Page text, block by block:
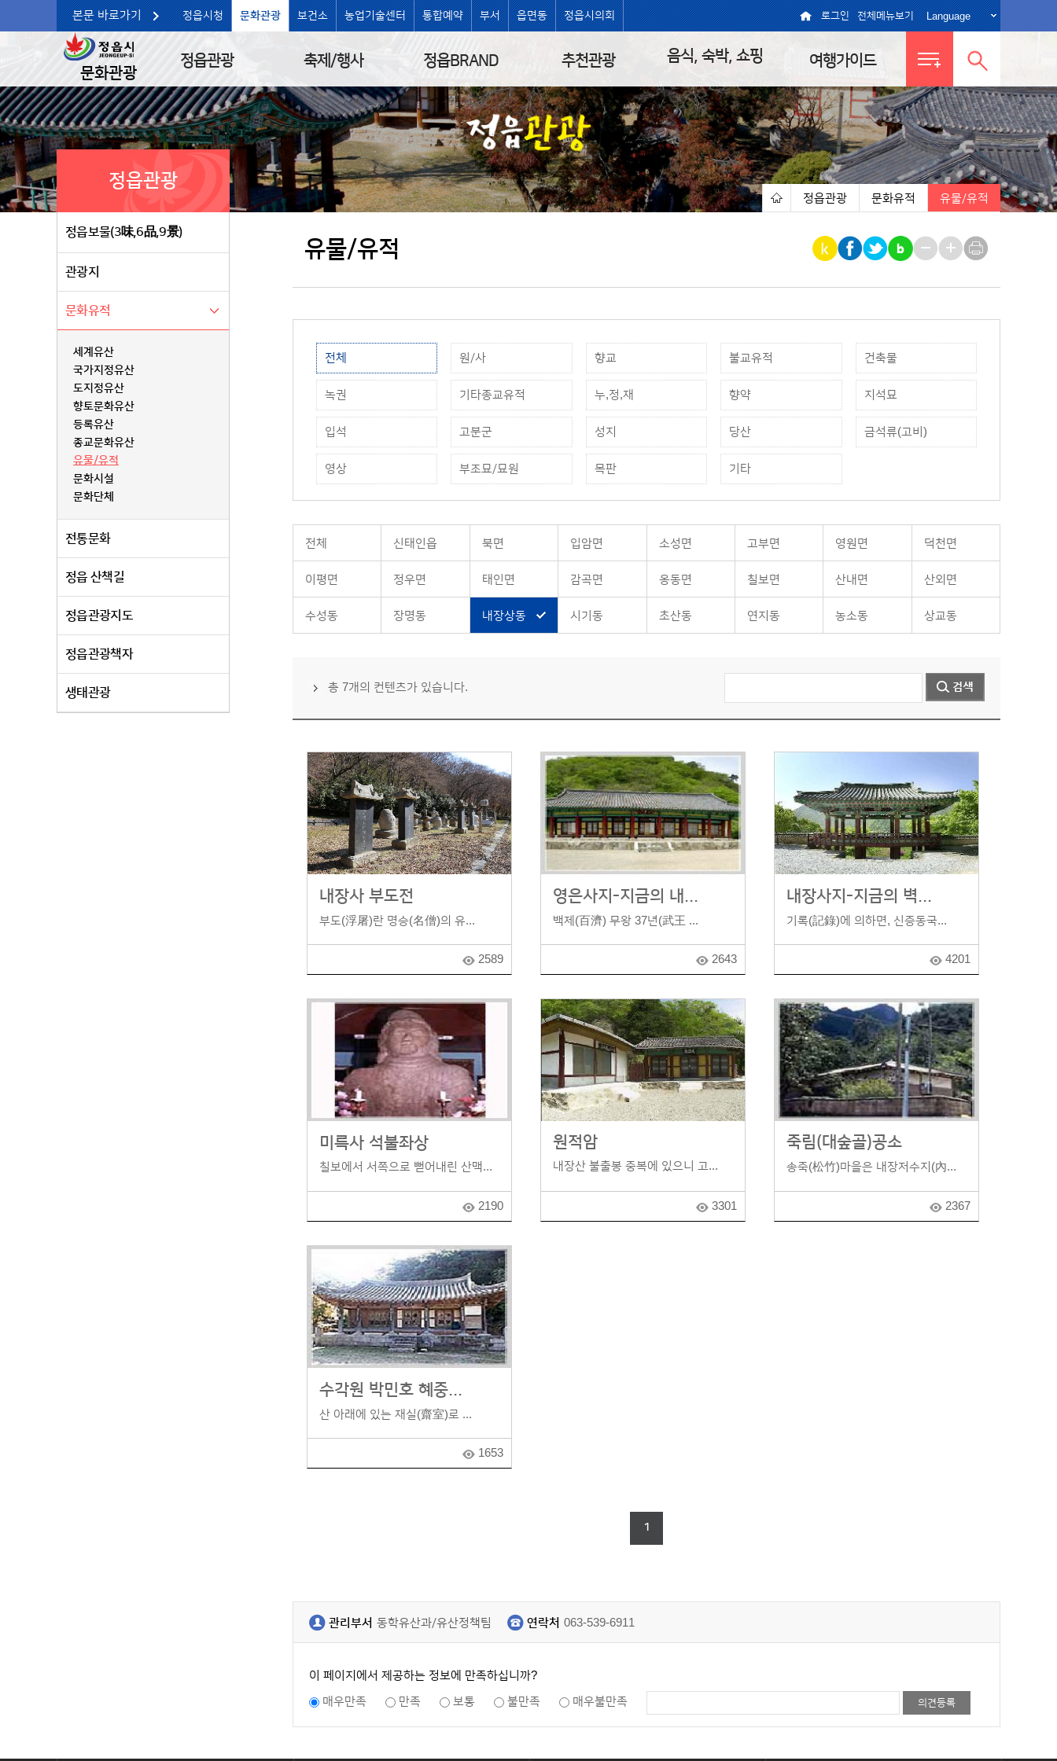
본문 바로가기 정읍시청 문화관광 보건소 농업기술센터 통합예약 부서 읍면동 정읍시의회 로그인 전체메뉴보기 Language
문화관광
정읍관광 축제/행사 정읍BRAND 추천관광 음식, 숙박, 쇼핑 여행가이드
전체메뉴
보기
통합검색
열기
정읍관광
정읍보물(3味,6品,9景)
관광지
문화유적
세계유산
국가지정유산
도지정유산
향토문화유산
등록유산
종교문화유산
유물/유적
문화시설
문화단체
전통문화
정읍 산책길
정읍관광지도
정읍관광책자
생태관광
정읍관광 문화유적 유물/유적
유물/유적
전체 원/사 향교 불교유적 건축물
녹권 기타종교유적 누,정,재 향약 지석묘
입석 고분군 성지 당산 금석류(고비)
영상 부조묘/묘원 목판 기타
전체 신태인읍 북면 입암면 소성면 고부면 영원면 덕천면
이평면 정우면 태인면 감곡면 옹동면 칠보면 산내면 산외면
수성동 장명동 내장상동 시기동 초산동 연지동 농소동 상교동
총 7개의 컨텐츠가 있습니다.
내장사 부도전
부도(浮屠)란 명승(名僧)의 유...
2589
영은사지-지금의 내...
백제(百濟) 무왕 37년(武王 ...
2643
내장사지-지금의 벽...
기록(記錄)에 의하면, 신증동국...
4201
미륵사 석불좌상
칠보에서 서쪽으로 뻗어내린 산맥...
2190
원적암
내장산 불출봉 중복에 있으니 고...
3301
죽림(대숲골)공소
송죽(松竹)마을은 내장저수지(內...
2367
수각원 박민호 혜중...
산 아래에 있는 재실(齋室)로 ...
1653
1
관리부서 동학유산과/유산정책팀 연락처 063-539-6911
이 페이지에서 제공하는 정보에 만족하십니까?
매우만족
만족 보통 불만족 매우불만족